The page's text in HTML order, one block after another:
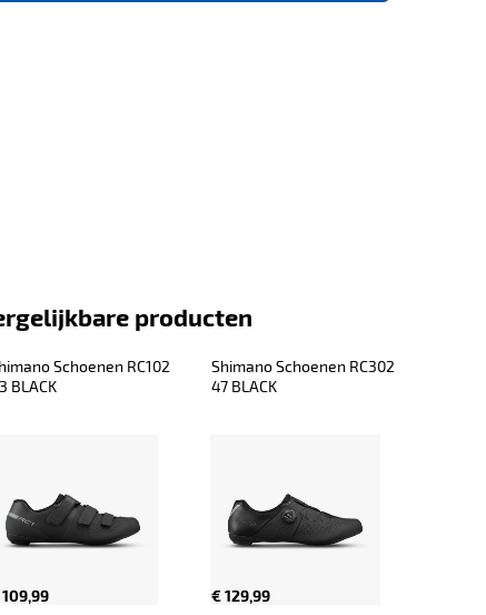
producten
Schoenen RC102
BLACK
Shimano Schoenen RC302
47 BLACK
€ 129,99